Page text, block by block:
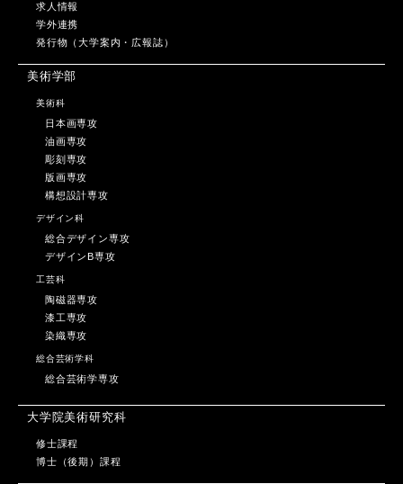
求人情報
学外連携
発行物（大学案内・広報誌）
美術学部
美術科
日本画専攻
油画専攻
彫刻専攻
版画専攻
構想設計専攻
デザイン科
総合デザイン専攻
デザインB専攻
工芸科
陶磁器専攻
漆工専攻
染織専攻
総合芸術学科
総合芸術学専攻
大学院美術研究科
修士課程
博士（後期）課程